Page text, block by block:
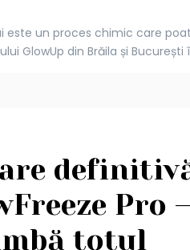
un proces chimic care
GlowUp din Brăila și
Pro
totul